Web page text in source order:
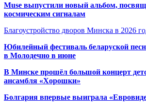
Muse выпустили новый альбом,
космическим сигналам
Благоустройство дворов Минска в 2026
Юбилейный фестиваль беларуской
в Молодечно в июне
В Минске прошёл большой концерт
ансамбля «Хорошки»
Болгария впервые выиграла